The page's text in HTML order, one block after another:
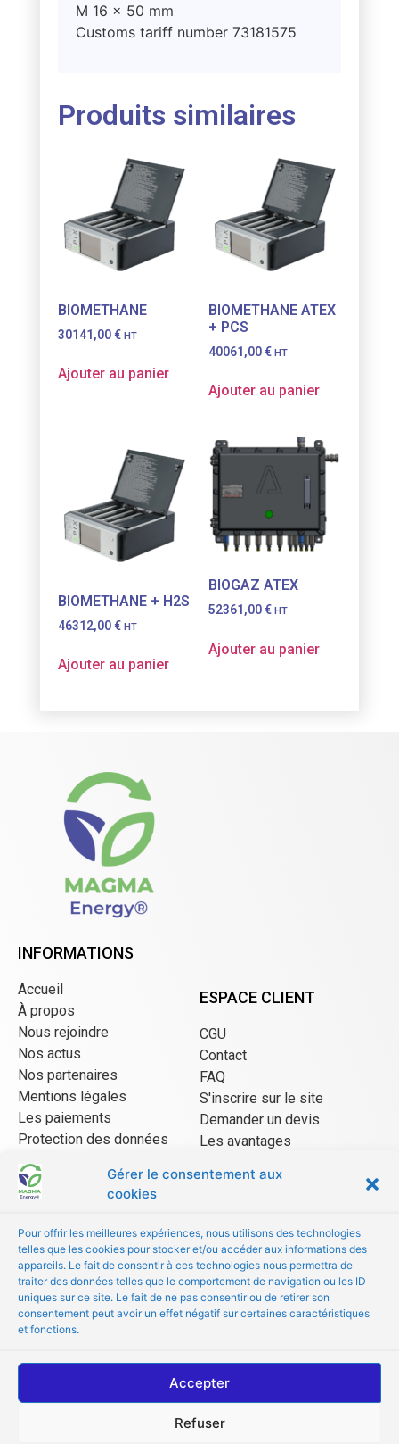
Gérer le consentement aux
cookies
Pour offrir les meilleures expériences, nous utilisons des technologies
telles que les cookies pour stocker et/ou accéder aux informations des
appareils. Le fait de consentir à ces technologies nous permettra de
traiter des données telles que le comportement de navigation ou les ID
uniques sur ce site. Le fait de ne pas consentir ou de retirer son
consentement peut avoir un effet négatif sur certaines caractéristiques
et fonctions.
Accepter
Refuser
M 16 x 50 mm
Customs tariff number 73181575
Produits similaires
BIOMETHANE
30141,00€ HT
Ajouter au panier
BIOMETHANE ATEX
+ PCS
40061,00€ HT
Ajouter au panier
BIOMETHANE + H2S
46312,00€ HT
Ajouter au panier
BIOGAZ ATEX
52361,00€ HT
Ajouter au panier
INFORMATIONS
Accueil
À propos
Nous rejoindre
Nos actus
Nos partenaires
Mentions légales
Les paiements
Protection des données
CGU Mangopay
ESPACE CLIENT
CGU
Contact
FAQ
S'inscrire sur le site
Demander un devis
Les avantages
CGU/CGV
Être référencé
Les avantages
FAQ